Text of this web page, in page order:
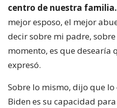
centro de nuestra familia.
mejor esposo, el mejor
decir sobre mi padre,
momento, es que desearía
expresó.
Sobre lo mismo, dijo que
Biden es su capacidad